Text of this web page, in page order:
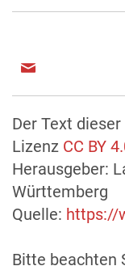
Der Text
Lizenz CC BY
Herausgeber:
Württemberg
Quelle: https://
Bitte beachten